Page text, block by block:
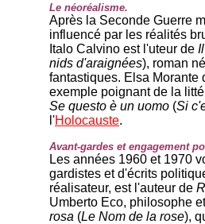
Le néoréalisme.
Après la Seconde Guerre
influencé par les réalités
Italo Calvino est l'uteur de
nids d'araignées), roman
fantastiques. Elsa Morante
exemple poignant de la
Se questo è un uomo (Si
l'Holocauste.
Avant-gardes et engagement
Les années 1960 et 1970
gardistes et d'écrits
réalisateur, est l'auteur de
Umberto Eco, philosophe
rosa (Le Nom de la rose),